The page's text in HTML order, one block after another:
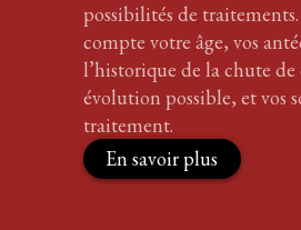
possibilités de
compte votre âge, vos
l’historique de la chute de
évolution possible, et vos
traitement.
En savoir plus